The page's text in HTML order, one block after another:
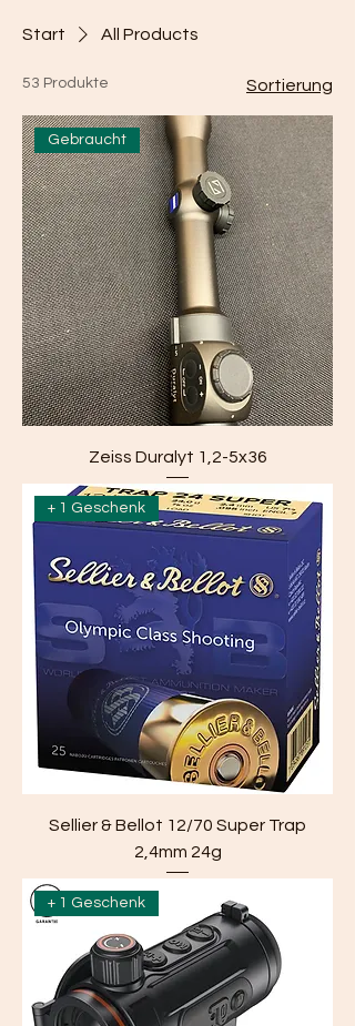
Start All Products
53 Produkte Sortierung
Gebraucht
Zeiss Duralyt 1,2-5x36
+ 1 Geschenk
Sellier & Bellot 12/70 Super Trap
2,4mm 24g
+ 1 Geschenk